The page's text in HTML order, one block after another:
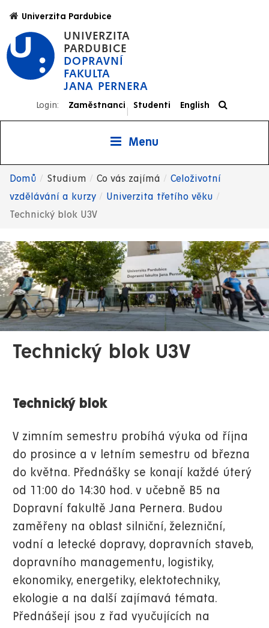
hlavnímu
obsahu
UNIVERZITA
PARDUBICE
DOPRAVNÍ
FAKULTA
JANA PERNERA
Univerzita Pardubice
Login: Zaměstnanci
|
Studenti English
Menu
Drobečková
navigace
Domů Studium Co vás zajímá
Celoživotní
vzdělávání a kurzy
Univerzita třetího věku
Technický blok U3V
Technický blok U3V
Technický blok
V zimním semestru probíhá výuka od října
do prosince a v letním semestru od března
do května. Přednášky se konají každé úterý
od 11:00 do 14:30 hod. v učebně B5 na
Dopravní fakultě Jana Pernera. Budou
zaměřeny na oblast silniční, železniční,
vodní a letecké dopravy, dopravních staveb,
dopravního managementu, logistiky,
ekonomiky, energetiky, elektotechniky,
ekologie a na další zajímavá témata.
Přednášejí jsou z řad vyučujících na